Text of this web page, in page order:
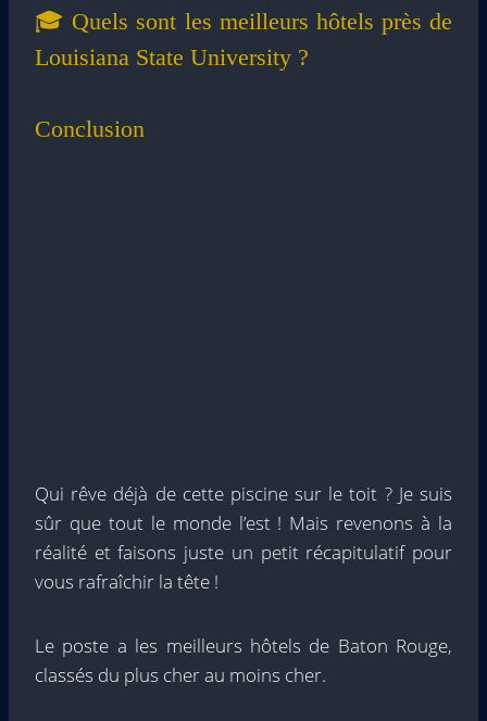
🎓 Quels sont les meilleurs hôtels près de
Louisiana State University ?
Conclusion
Qui rêve déjà de cette piscine sur le toit ? Je suis
sûr que tout le monde l’est ! Mais revenons à la
réalité et faisons juste un petit récapitulatif pour
vous rafraîchir la tête !
Le poste a les meilleurs hôtels de Baton Rouge,
classés du plus cher au moins cher.